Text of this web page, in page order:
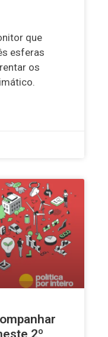
que
esferas
os
2º